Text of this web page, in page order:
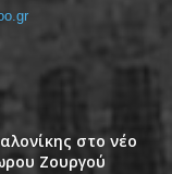
στο νέο
Ζουργού